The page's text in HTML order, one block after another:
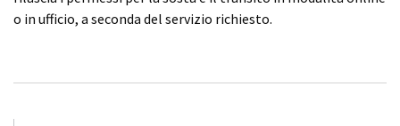
o in ufficio, a seconda del servizio richiesto.